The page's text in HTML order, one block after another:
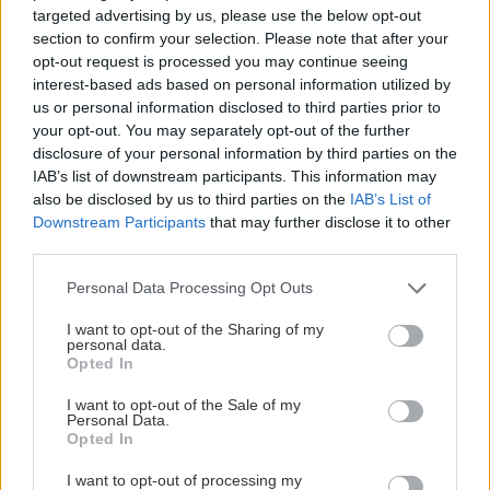
targeted advertising by us, please use the below opt-out
section to confirm your selection. Please note that after your
opt-out request is processed you may continue seeing
interest-based ads based on personal information utilized by
us or personal information disclosed to third parties prior to
your opt-out. You may separately opt-out of the further
disclosure of your personal information by third parties on the
IAB’s list of downstream participants. This information may
also be disclosed by us to third parties on the IAB’s List of
Downstream Participants that may further disclose it to other
Please note that this website/app uses one or more Google
not limited to your visit or usage behaviour. You may click to
grant or deny consent to Google and its third-party tags to
use your data for below specified purposes in below Google
consent section.
Personal Data Processing Opt Outs
I want to opt-out of the Sharing of my
personal data.
Opted In
I want to opt-out of the Sale of my
Personal Data.
Opted In
I want to opt-out of processing my
sucho a teplo? Tieto
vysaďte na miesta, na
ktoré slnko svieti celý
deň
levanduľa! 7 fialových
krások, ktoré rozžiaria
vašu záhradu
Môže aspirín zachrániť
ochabnuté izbové
rastliny? Pravda vás
Júlový reštart uhoriek
nakladačiek: Ako ich
CHALUPA